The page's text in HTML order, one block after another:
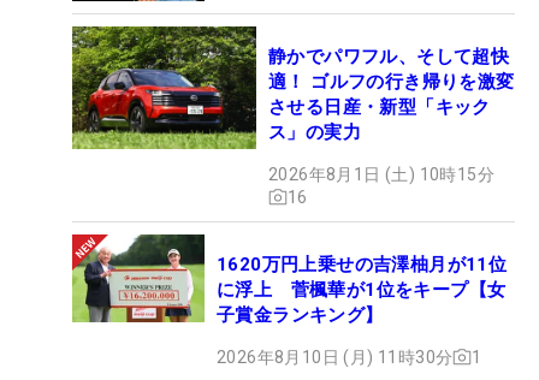
静かでパワフル、そして超快
適！ ゴルフの行き帰りを激変
させる日産・新型「キック
ス」の実力
2026年8月1日 (土) 10時15分
16
1620万円上乗せの吉澤柚月が11位
に浮上 菅楓華が1位をキープ【女
子賞金ランキング】
2026年8月10日 (月) 11時30分 1